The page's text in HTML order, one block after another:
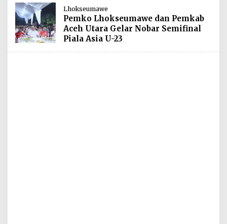
Lhokseumawe
Pemko Lhokseumawe dan Pemkab
Aceh Utara Gelar Nobar Semifinal
Piala Asia U-23